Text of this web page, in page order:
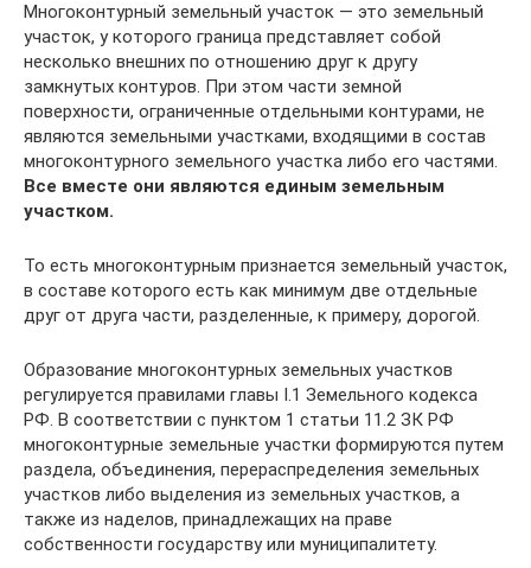
Многоконтурный земельный участок — это земельный
участок, у которого граница представляет собой
несколько внешних по отношению друг к другу
замкнутых контуров. При этом части земной
поверхности, ограниченные отдельными контурами, не
являются земельными участками, входящими в состав
многоконтурного земельного участка либо его частями.
Все вместе они являются единым земельным
участком.
То есть многоконтурным признается земельный участок,
в составе которого есть как минимум две отдельные
друг от друга части, разделенные, к примеру, дорогой.
Образование многоконтурных земельных участков
регулируется правилами главы I.1 Земельного кодекса
РФ. В соответствии с пунктом 1 статьи 11.2 ЗК РФ
многоконтурные земельные участки формируются путем
раздела, объединения, перераспределения земельных
участков либо выделения из земельных участков, а
также из наделов, принадлежащих на праве
собственности государству или муниципалитету.